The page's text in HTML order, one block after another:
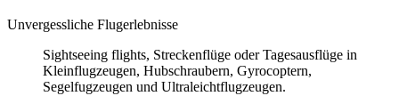
Unvergessliche Flugerlebnisse
Sightseeing flights, Streckenflüge oder Tagesausflüge in
Kleinflugzeugen, Hubschraubern, Gyrocoptern,
Segelfugzeugen und Ultraleichtflugzeugen.